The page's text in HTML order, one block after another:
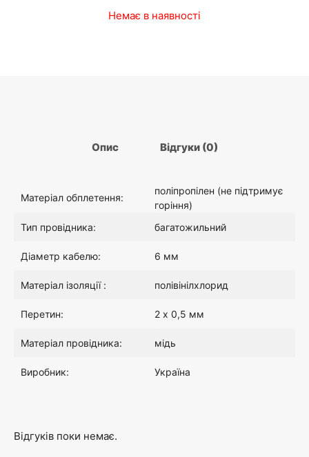
ц
і
н
а
.
а
1
6
0
Немає в наявності
Опис Відгуки (0)
Матеріал обплетення:
поліпропілен (не підтримує
горіння)
Тип провідника:
багатожильний
Діаметр кабелю: 6 мм
Матеріал ізоляції : полівінілхлорид
Перетин: 2 х 0,5 мм
Матеріал провідника: мідь
Виробник: Україна
Відгуків поки немає.